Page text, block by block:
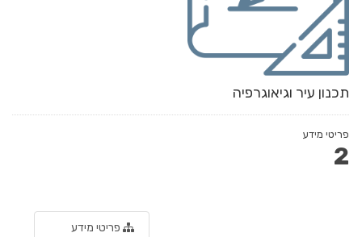
תכנון עיר וגיאוגרפיה
פריטי מידע
2
פריטי מידע